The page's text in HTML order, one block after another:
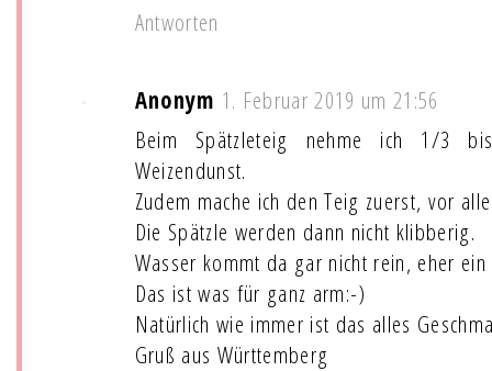
Antworten
Anonym 1. Februar 2019 um 21:56
Beim Spätzleteig nehme ich 1/3
Weizendunst.
Zudem mache ich den Teig zuerst, vor
Die Spätzle werden dann nicht klibberig.
Wasser kommt da gar nicht rein, eher ein
Das ist was für ganz arm:-)
Natürlich wie immer ist das alles
Gruß aus Württemberg